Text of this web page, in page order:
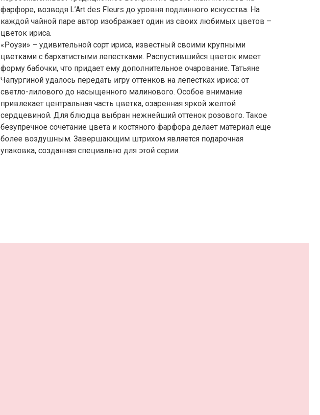
фарфоре, возводя L’Art des Fleurs до уровня подлинного искусства. На
каждой чайной паре автор изображает один из своих любимых цветов –
цветок ириса.
«Роузи» – удивительной сорт ириса, известный своими крупными
цветками с бархатистыми лепестками. Распустившийся цветок имеет
форму бабочки, что придает ему дополнительное очарование. Татьяне
Чапургиной удалось передать игру оттенков на лепестках ириса: от
светло-лилового до насыщенного малинового. Особое внимание
привлекает центральная часть цветка, озаренная яркой желтой
сердцевиной. Для блюдца выбран нежнейший оттенок розового. Такое
безупречное сочетание цвета и костяного фарфора делает материал еще
более воздушным. Завершающим штрихом является подарочная
упаковка, созданная специально для этой серии.